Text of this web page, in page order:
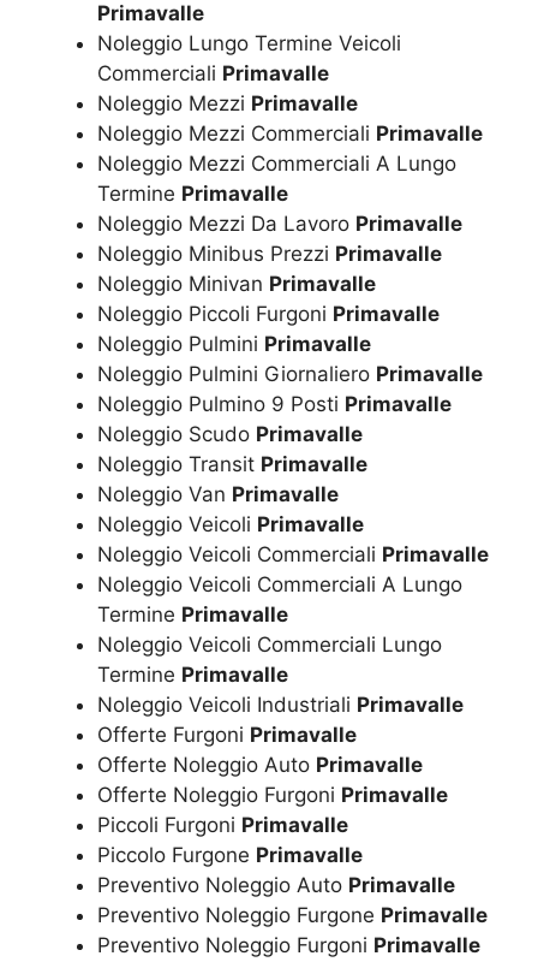
Primavalle
Noleggio Lungo Termine Veicoli
Commerciali Primavalle
Noleggio Mezzi Primavalle
Noleggio Mezzi Commerciali Primavalle
Noleggio Mezzi Commerciali A Lungo
Termine Primavalle
Noleggio Mezzi Da Lavoro Primavalle
Noleggio Minibus Prezzi Primavalle
Noleggio Minivan Primavalle
Noleggio Piccoli Furgoni Primavalle
Noleggio Pulmini Primavalle
Noleggio Pulmini Giornaliero Primavalle
Noleggio Pulmino 9 Posti Primavalle
Noleggio Scudo Primavalle
Noleggio Transit Primavalle
Noleggio Van Primavalle
Noleggio Veicoli Primavalle
Noleggio Veicoli Commerciali Primavalle
Noleggio Veicoli Commerciali A Lungo
Termine Primavalle
Noleggio Veicoli Commerciali Lungo
Termine Primavalle
Noleggio Veicoli Industriali Primavalle
Offerte Furgoni Primavalle
Offerte Noleggio Auto Primavalle
Offerte Noleggio Furgoni Primavalle
Piccoli Furgoni Primavalle
Piccolo Furgone Primavalle
Preventivo Noleggio Auto Primavalle
Preventivo Noleggio Furgone Primavalle
Preventivo Noleggio Furgoni Primavalle